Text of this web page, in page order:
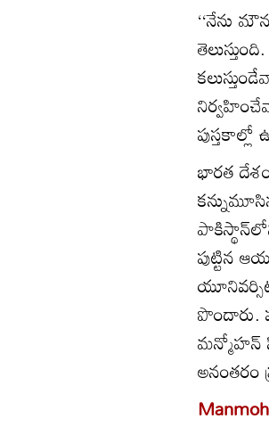
‘‘నేను
భారత
పుట్టిన
పొందారు.
మన్మోహన్
అనంతరం